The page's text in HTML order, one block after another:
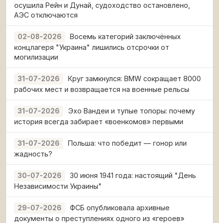
осушила Рейн и Дунай, судоходство остановлено,
АЭС отключаются
02-08-2026
Восемь категорий заключённых
концлагеря "Украина" лишились отсрочки от
могилизации
31-07-2026
Круг замкнулся: BMW сокращает 8000
рабочих мест и возвращается на военные рельсы
31-07-2026
Эхо Вандеи и тупые топоры: почему
история всегда забирает «военкомов» первыми
31-07-2026
Польша: что победит — гонор или
жадность?
30-07-2026
30 июня 1941 года: настоящий "День
Независимости Украины"
29-07-2026
ФСБ опубликовала архивные
документы о преступлениях одного из «героев»